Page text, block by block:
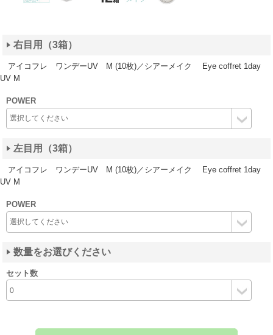
右目用（3箱）
アイコフレ ワンデーUV M (10枚)／シアーメイク Eye coffret 1day
UV M
POWER
左目用（3箱）
アイコフレ ワンデーUV M (10枚)／シアーメイク Eye coffret 1day
UV M
POWER
数量をお選びください
セット数